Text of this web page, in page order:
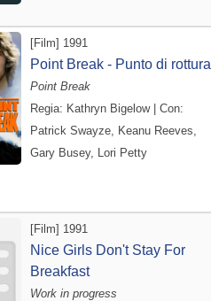
[Film] 1991
Point Break - Punto di rottura
Point Break
Regia: Kathryn Bigelow | Con:
Patrick Swayze, Keanu Reeves,
Gary Busey, Lori Petty
[Film] 1991
Nice Girls Don't Stay For
Breakfast
Work in progress